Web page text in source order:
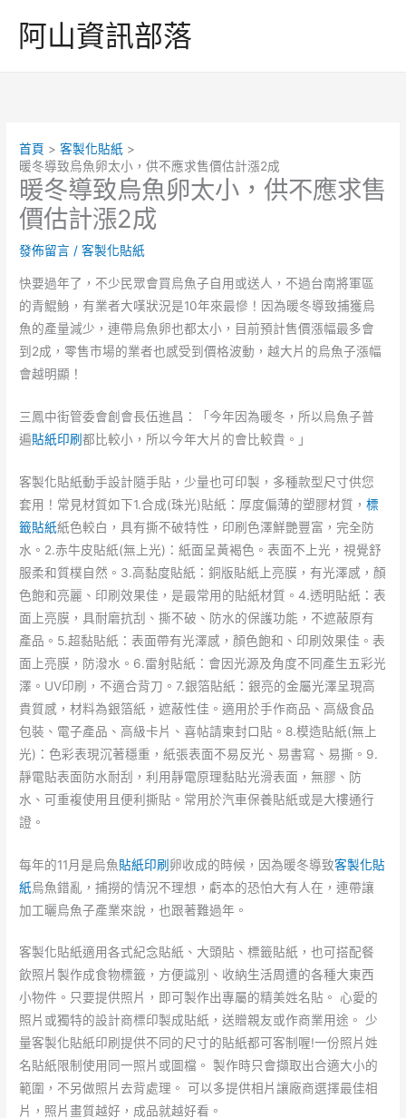
阿山資訊部落
首頁
客製化貼紙
暖冬導致烏魚卵太小，供不應求售價估計漲2成
暖冬導致烏魚卵太小，供不應求售
價估計漲2成
發佈留言 /客製化貼紙
快要過年了，不少民眾會買烏魚子自用或送人，不過台南將軍區
的青鯤鯓，有業者大嘆狀況是10年來最慘！因為暖冬導致捕獲烏
魚的產量減少，連帶烏魚卵也都太小，目前預計售價漲幅最多會
到2成，零售市場的業者也感受到價格波動，越大片的烏魚子漲幅
會越明顯！
三鳳中街管委會創會長伍進昌：「今年因為暖冬，所以烏魚子普
遍貼紙印刷都比較小，所以今年大片的會比較貴。」
客製化貼紙動手設計隨手貼，少量也可印製，多種款型尺寸供您
套用！常見材質如下1.合成(珠光)貼紙：厚度偏薄的塑膠材質，標
籤貼紙紙色較白，具有撕不破特性，印刷色澤鮮艷豐富，完全防
水。2.赤牛皮貼紙(無上光)：紙面呈黃褐色。表面不上光，視覺舒
服柔和質樸自然。3.高黏度貼紙：銅版貼紙上亮膜，有光澤感，顏
色飽和亮麗、印刷效果佳，是最常用的貼紙材質。4.透明貼紙：表
面上亮膜，具耐磨抗刮、撕不破、防水的保護功能，不遮蔽原有
產品。5.超黏貼紙：表面帶有光澤感，顏色飽和、印刷效果佳。表
面上亮膜，防潑水。6.雷射貼紙：會因光源及角度不同產生五彩光
澤。UV印刷，不適合背刀。7.銀箔貼紙：銀亮的金屬光澤呈現高
貴質感，材料為銀箔紙，遮蔽性佳。適用於手作商品、高級食品
包裝、電子產品、高級卡片、喜帖請柬封口貼。8.模造貼紙(無上
光)：色彩表現沉著穩重，紙張表面不易反光、易書寫、易撕。9.
靜電貼表面防水耐刮，利用靜電原理黏貼光滑表面，無膠、防
水、可重複使用且便利撕貼。常用於汽車保養貼紙或是大樓通行
證。
每年的11月是烏魚貼紙印刷卵收成的時候，因為暖冬導致客製化貼
紙烏魚錯亂，捕撈的情況不理想，虧本的恐怕大有人在，連帶讓
加工曬烏魚子產業來說，也跟著難過年。
客製化貼紙適用各式紀念貼紙、大頭貼、標籤貼紙，也可搭配餐
飲照片製作成食物標籤，方便識別、收納生活周遭的各種大東西
小物件。只要提供照片，即可製作出專屬的精美姓名貼。 心愛的
照片或獨特的設計商標印製成貼紙，送贈親友或作商業用途。 少
量客製化貼紙印刷提供不同的尺寸的貼紙都可客制喔!一份照片姓
名貼紙限制使用同一照片或圖檔。 製作時只會擷取出合適大小的
範圍，不另做照片去背處理。 可以多提供相片讓廠商選擇最佳相
片，照片畫質越好，成品就越好看。